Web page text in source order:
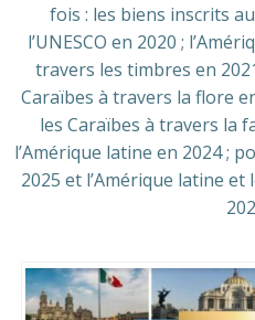
fois : les biens inscrits
l’UNESCO en 2020 ;
travers les timbres en
Caraïbes à travers la flore
les Caraïbes à travers la
l’Amérique latine en 2024 ;
2025 et l’Amérique latine et